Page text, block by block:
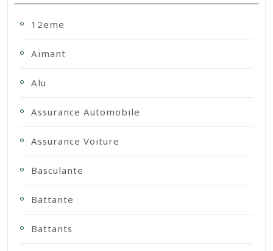
12eme
Aimant
Alu
Assurance Automobile
Assurance Voiture
Basculante
Battante
Battants